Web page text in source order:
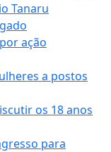
Tanaru
ação
a postos
os 18 anos
para